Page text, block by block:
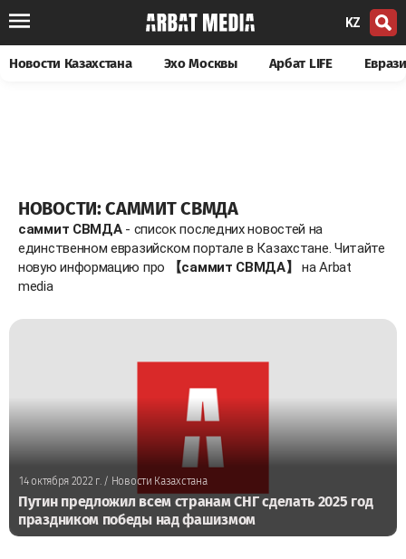
KZ
Новости Казахстана Эхо Москвы Арбат LIFE
НОВОСТИ: САММИТ СВМДА
саммит СВМДА- список последних новостей на
единственном евразийском портале в Казахстане. Читайте
новую информацию про
【саммит СВМДА】
на Arbat
media
14 октября 2022 г./ Новости Казахстана
Путин предложил всем странам СНГ сделать 2025 год
праздником победы над фашизмом